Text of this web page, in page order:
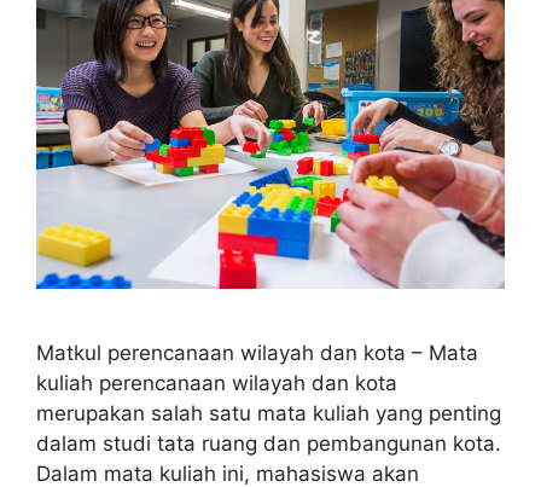
Matkul perencanaan wilayah dan kota – Mata
kuliah perencanaan wilayah dan kota
merupakan salah satu mata kuliah yang penting
dalam studi tata ruang dan pembangunan kota.
Dalam mata kuliah ini, mahasiswa akan